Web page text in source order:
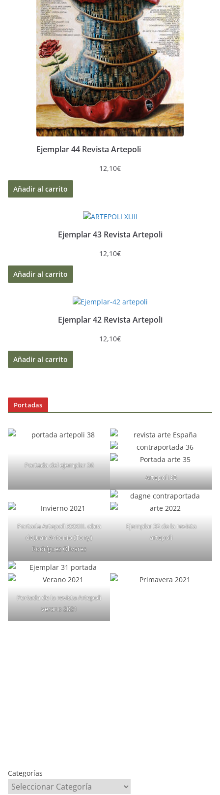
Ejemplar 44 Revista Artepoli
12,10€
Añadir al carrito
Ejemplar 43 Revista Artepoli
12,10€
Añadir al carrito
Ejemplar 42 Revista Artepoli
12,10€
Añadir al carrito
Portadas
Portada del ejemplar 36
Artepoli 35
Portada Artepoli XXXIII. obra
de Juan Antonio (Tony)
Rodríguez Olivares
Ejemplar 32 de la revista
artepoli
Portada de la revista Artepoli
verano 2021
Categorías